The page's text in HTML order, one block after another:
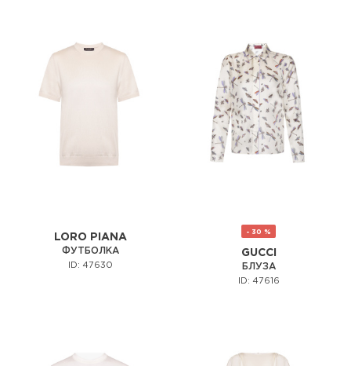
LORO PIANA
ФУТБОЛКА
ID: 47630
- 30 %
GUCCI
БЛУЗА
ID: 47616